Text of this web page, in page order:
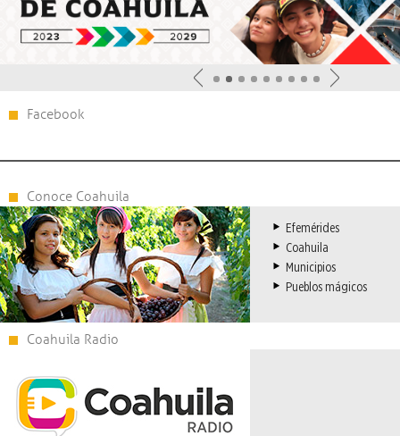
Facebook
Conoce Coahuila
Efemérides
Coahuila
Municipios
Pueblos mágicos
Coahuila Radio